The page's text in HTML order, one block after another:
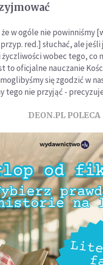
że w ogóle nie powinniśmy
red.] słuchać, ale jeśli
wobec tego, co
to oficjalne nauczanie
się zgodzić w
tego nie przyjąć -
DEON.PL POLECA